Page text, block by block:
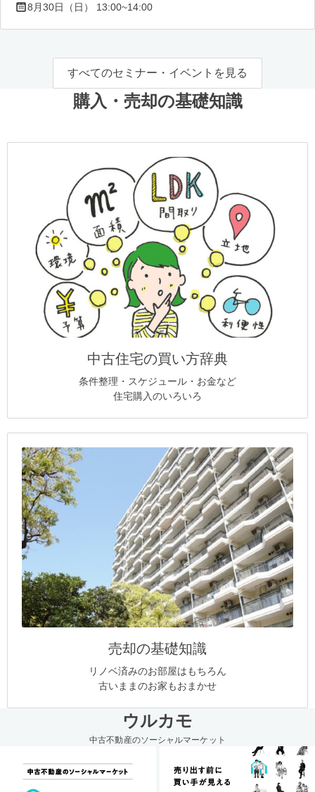
8月30日（日） 13:00~14:00
すべてのセミナー・イベントを見る
購入・売却の基礎知識
中古住宅の買い方辞典
条件整理・スケジュール・お金など
住宅購入のいろいろ
売却の基礎知識
リノベ済みのお部屋はもちろん
古いままのお家もおまかせ
ウルカモ
中古不動産のソーシャルマーケット